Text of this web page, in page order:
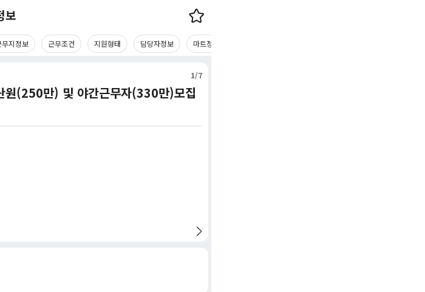
보
무지정보 근무조건 지원형태 담당자정보 마트정보
1/7
원(250만) 및 야간근무자(330만)모집